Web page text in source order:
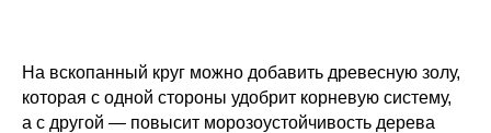
На вскопанный круг можно добавить древесную золу,
которая с одной стороны удобрит корневую систему,
а с другой — повысит морозоустойчивость дерева